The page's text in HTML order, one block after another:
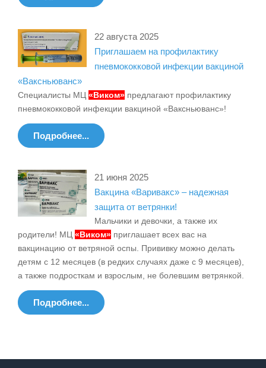
22 августа 2025
Приглашаем на профилактику
пневмококковой инфекции вакциной
«Ваксньюванс»
Специалисты МЦ «Виком» предлагают профилактику
пневмококковой инфекции вакциной «Ваксньюванс»!
Подробнее...
21 июня 2025
Вакцина «Варивакс» – надежная
защита от ветрянки!
Мальчики и девочки, а также их
родители! МЦ «Виком» приглашает всех вас на
вакцинацию от ветряной оспы. Прививку можно делать
детям с 12 месяцев (в редких случаях даже с 9 месяцев),
а также подросткам и взрослым, не болевшим ветрянкой.
Подробнее...